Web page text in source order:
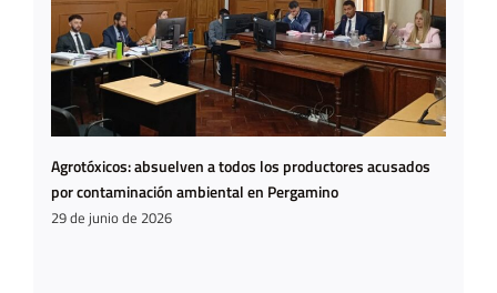
Agrotóxicos: absuelven a todos los productores acusados
por contaminación ambiental en Pergamino
29 de junio de 2026